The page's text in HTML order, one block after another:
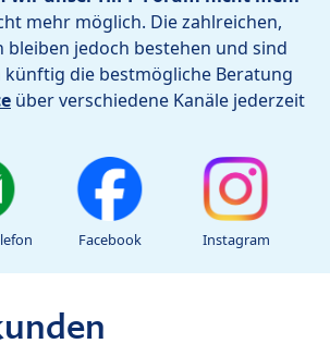
mehr möglich. Die zahlreichen,
jedoch bestehen und sind
die bestmögliche Beratung
über verschiedene Kanäle jederzeit
Facebook Instagram